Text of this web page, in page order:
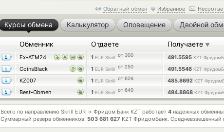
Обратный обмен Избранное
Курсы обмена Калькулятор Оповещение Двойной
Обменник Отдаете Получаете ▼
Ex-ATM24 1 EUR Skrill от 300 491.5595 KZT
CoinsBlack
1 EUR Skrill от 250 491.5546 KZT
KZ007
1 EUR Skrill от 626 485.8692 KZT
Best-Obmen
1 EUR Skrill от 640 484.8868 KZT
Всего по направлению Skrill EUR → Фридом Банк KZT работает 4 надежных
Суммарный резерв обменников: 503 681 627 KZT ФридомБанк. Средневзвешенный